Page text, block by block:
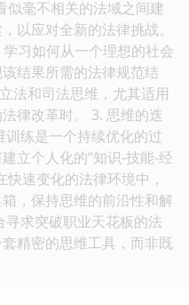
似毫不相关的法域之间建
以应对全新的法律挑战。
习如何从一个理想的社会
结果所需的法律规范结
法和司法思维，尤其适用
律改革时。 3. 思维的迭
练是一个持续优化的过
立个人化的“知识-技能-经
速变化的法律环境中，
，保持思维的前沿性和解
求突破职业天花板的法
精密的思维工具，而非既